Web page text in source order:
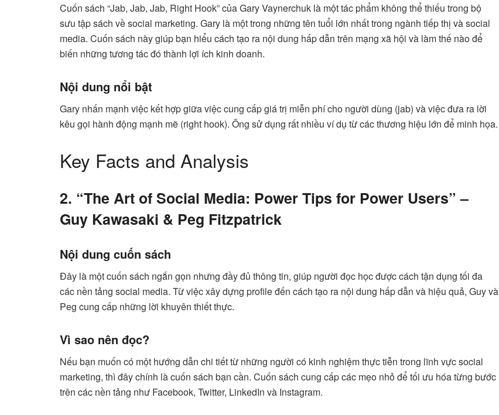
Cuốn sách “Jab, Jab, Jab, Right Hook” của Gary Vaynerchuk là một tác phẩm không thể thiếu trong bộ
sưu tập sách về social marketing. Gary là một trong những tên tuổi lớn nhất trong ngành tiếp thị và social
media. Cuốn sách này giúp bạn hiểu cách tạo ra nội dung hấp dẫn trên mạng xã hội và làm thế nào để
biến những tương tác đó thành lợi ích kinh doanh.
Nội dung nổi bật
Gary nhấn mạnh việc kết hợp giữa việc cung cấp giá trị miễn phí cho người dùng (jab) và việc đưa ra lời
kêu gọi hành động mạnh mẽ (right hook). Ông sử dụng rất nhiều ví dụ từ các thương hiệu lớn để minh họa.
Key Facts and Analysis
2. “The Art of Social Media: Power Tips for Power Users” –
Guy Kawasaki & Peg Fitzpatrick
Nội dung cuốn sách
Đây là một cuốn sách ngắn gọn nhưng đầy đủ thông tin, giúp người đọc học được cách tận dụng tối đa
các nền tảng social media. Từ việc xây dựng profile đến cách tạo ra nội dung hấp dẫn và hiệu quả, Guy và
Peg cung cấp những lời khuyên thiết thực.
Vì sao nên đọc?
Nếu bạn muốn có một hướng dẫn chi tiết từ những người có kinh nghiệm thực tiễn trong lĩnh vực social
marketing, thì đây chính là cuốn sách bạn cần. Cuốn sách cung cấp các mẹo nhỏ để tối ưu hóa từng bước
trên các nền tảng như Facebook, Twitter, LinkedIn và Instagram.